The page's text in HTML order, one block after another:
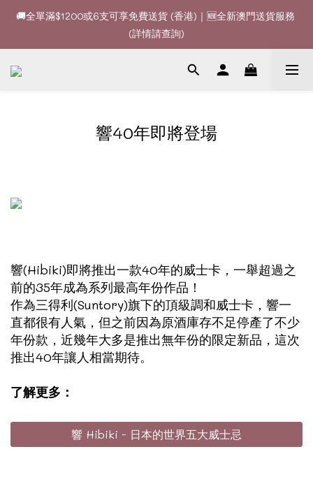
🚚全單滿$1200或6支可享免費送貨 (香港)｜🆕全新澳門送貨服務
(詳情請查詢)
🚚全單滿$1200或6支可享免費送貨 (香港)｜🆕全新澳門送貨服務
(詳情請查詢)
🍷酒款、優惠經常更新，請時刻追蹤我地😊｜🤵👰Wine Couple
(詳情請查詢)
響40年即將登場
響(Hibiki)即將推出一款40年的威士卡，一舉超過之
前的35年成為系列最高年份作品！
作為三得利(Suntory)旗下的頂級調和威士卡，響一
直都很有人氣，但之前因為原酒庫存不足停產了不少
年份款，近幾年大多是推出無年份的限定新品，這次
推出40年讓人相當期待。
了解更多：
響 Hibiki - 日本的世界五大威士忌